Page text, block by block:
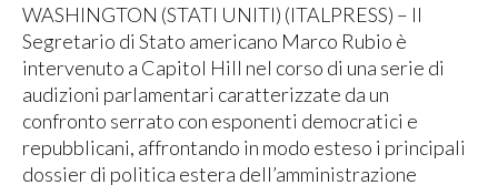
WASHINGTON (STATI UNITI) (ITALPRESS) – Il
Segretario di Stato americano Marco Rubio è
intervenuto a Capitol Hill nel corso di una serie di
audizioni parlamentari caratterizzate da un
confronto serrato con esponenti democratici e
repubblicani, affrontando in modo esteso i principali
dossier di politica estera dell’amministrazione